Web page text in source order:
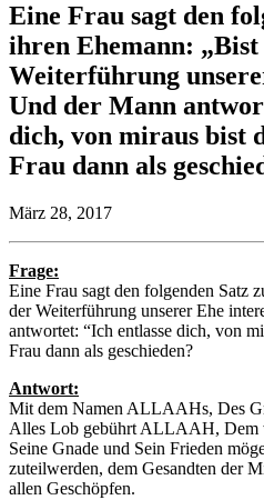
Eine Frau sagt den
ihren Ehemann:
Weiterführung
Und der Mann
dich, von miraus bist
Frau dann als
März 28, 2017
Frage:
Eine Frau sagt den folgenden Satz
der Weiterführung unserer Ehe
antwortet: “Ich entlasse dich, von
Frau dann als geschieden?
Antwort:
Mit dem Namen ALLAAHs, Des
Alles Lob gebührt ALLAAH, Dem
Seine Gnade und Sein Frieden
zuteilwerden, dem Gesandten der
allen Geschöpfen.